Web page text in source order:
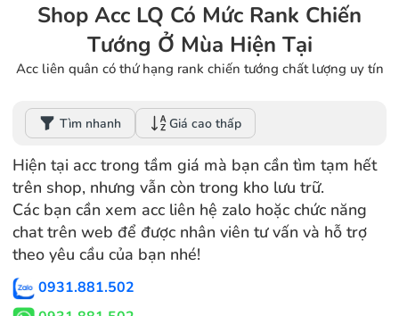
Shop Acc LQ Có Mức Rank Chiến
Tướng Ở Mùa Hiện Tại
Acc liên quân có thứ hạng rank chiến tướng chất lượng uy tín
Tìm nhanh Giá cao thấp
Hiện tại acc trong tầm giá mà bạn cần tìm tạm hết
trên shop, nhưng vẫn còn trong kho lưu trữ.
Các bạn cần xem acc liên hệ zalo hoặc chức năng
chat trên web để được nhân viên tư vấn và hỗ trợ
theo yêu cầu của bạn nhé!
0931.881.502